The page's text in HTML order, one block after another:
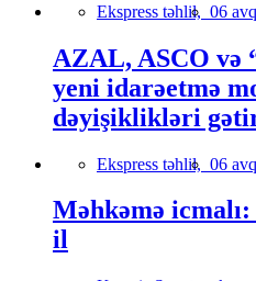
Ekspress təhlil, 06
AZAL, ASCO və
yeni idarəetmə
dəyişiklikləri
Ekspress təhlil, 06
Məhkəmə icmalı:
il